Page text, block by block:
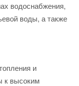
водоснабжения,
воды, а также
и
к высоким